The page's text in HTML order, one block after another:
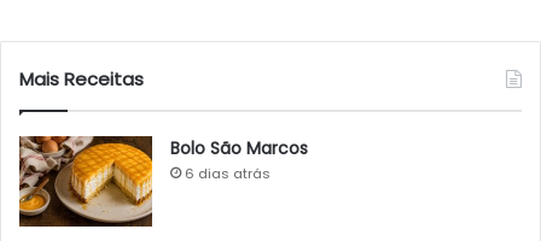
Mais Receitas
Bolo São Marcos
6 dias atrás